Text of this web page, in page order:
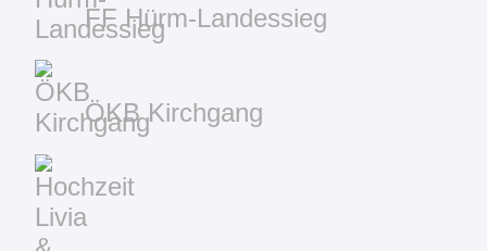
FF Hürm-Landessieg
ÖKB Kirchgang